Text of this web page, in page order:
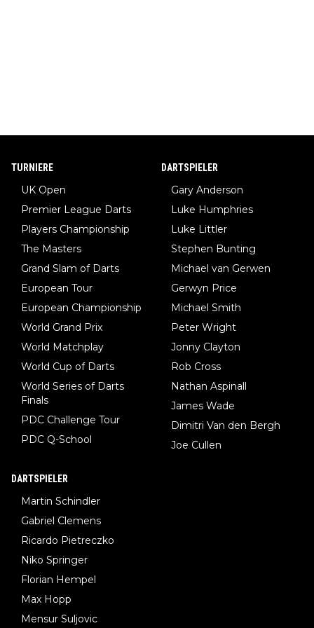
TURNIERE
UK Open
Premier League Darts
Players Championship
The Masters
Grand Slam of Darts
European Tour
European Championship
World Grand Prix
World Matchplay
World Cup of Darts
World Series of Darts
Finals
PDC Challenge Tour
PDC Q-School
DARTSPIELER
Gary Anderson
Luke Humphries
Luke Littler
Stephen Bunting
Michael van Gerwen
Gerwyn Price
Michael Smith
Peter Wright
Jonny Clayton
Rob Cross
Nathan Aspinall
James Wade
Dimitri Van den Bergh
Joe Cullen
DARTSPIELER
Martin Schindler
Gabriel Clemens
Ricardo Pietreczko
Niko Springer
Florian Hempel
Max Hopp
Mensur Suljovic